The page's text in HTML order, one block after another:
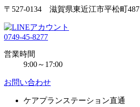
〒527-0134 滋賀県東近江市平松町487
0749-45-8277
営業時間
9:00～17:00
お問い合わせ
ケアプランステーション直通